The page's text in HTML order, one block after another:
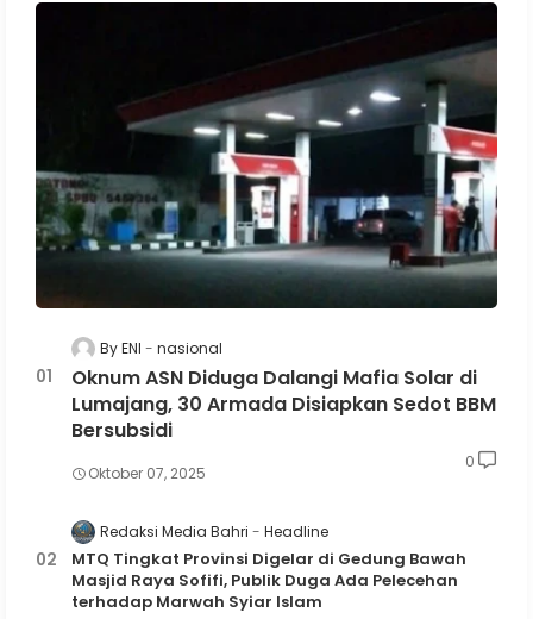
By ENI nasional
Oknum ASN Diduga Dalangi Mafia Solar di
Lumajang, 30 Armada Disiapkan Sedot BBM
Bersubsidi
Oktober 07, 2025
0
Redaksi Media Bahri Headline
MTQ Tingkat Provinsi Digelar di Gedung Bawah
Masjid Raya Sofifi, Publik Duga Ada Pelecehan
terhadap Marwah Syiar Islam